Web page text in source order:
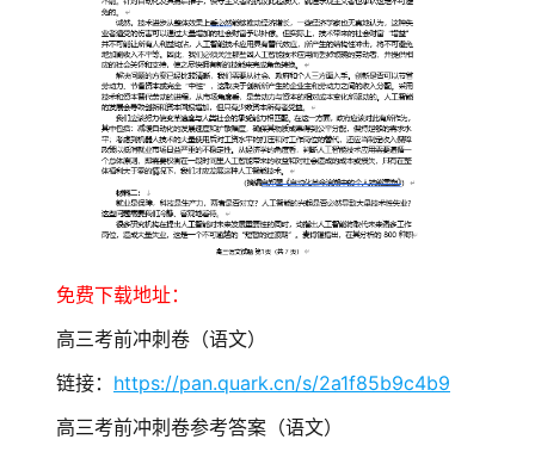
免费下载地址：
高三考前冲刺卷（语文）
链接： https://pan.quark.cn/s/2a1f85b9c4b9
高三考前冲刺卷参考答案（语文）